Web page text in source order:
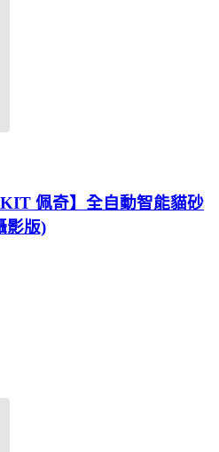
佩奇】全自動智能貓砂
影版)